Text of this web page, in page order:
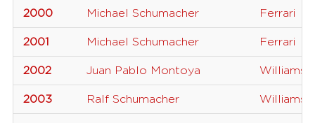
2000 Michael Schumacher Ferrari
2001 Michael Schumacher Ferrari
2002 Juan Pablo Montoya Williams
2003 Ralf Schumacher Williams